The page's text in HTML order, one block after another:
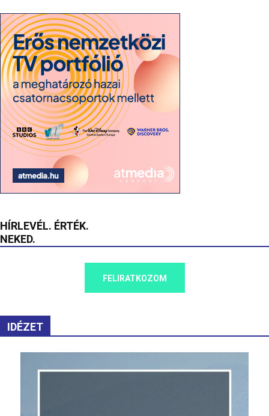
HÍRLEVÉL. ÉRTÉK.
NEKED.
FELIRATKOZOM
IDÉZET